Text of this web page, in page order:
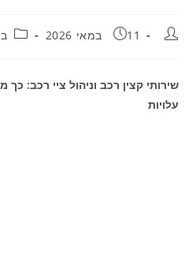
מחבר: פורסם:
11 במאי 2026
שירותי קצין רכב וניהול ציי רכב:
עלויות